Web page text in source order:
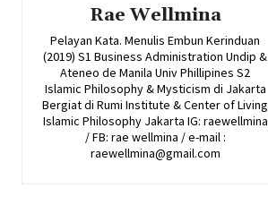
Rae Wellmina
Pelayan Kata. Menulis Embun Kerinduan
(2019) S1 Business Administration Undip &
Ateneo de Manila Univ Phillipines S2
Islamic Philosophy & Mysticism di Jakarta
Bergiat di Rumi Institute & Center of Living
Islamic Philosophy Jakarta IG: raewellmina
/ FB: rae wellmina / e-mail :
raewellmina@gmail.com